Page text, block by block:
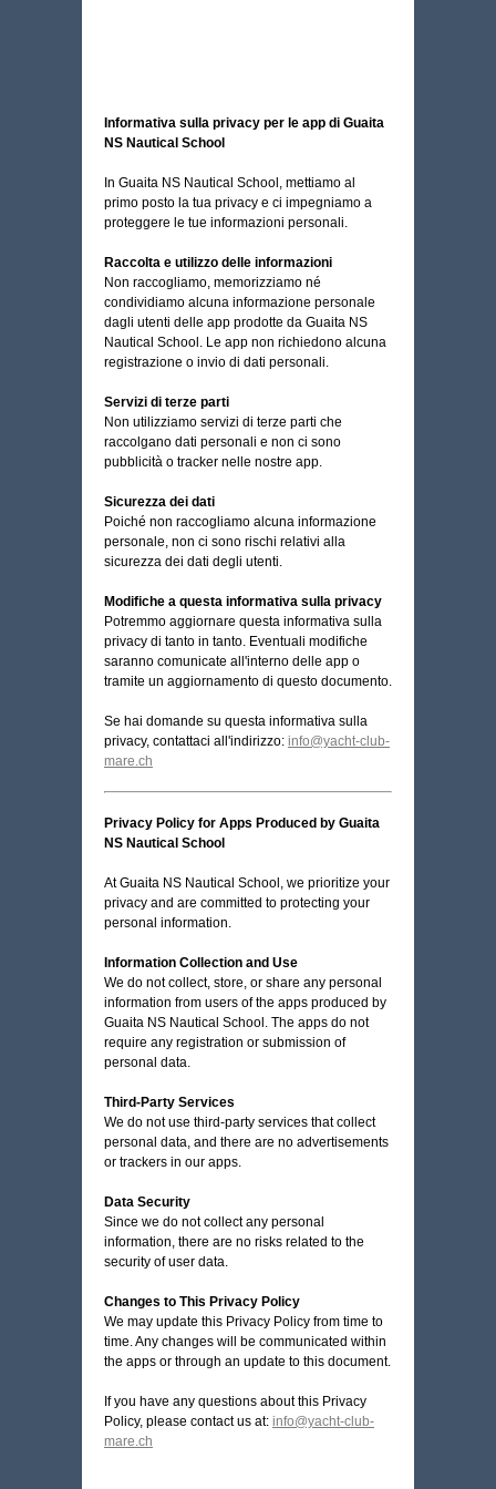
Informativa sulla privacy per le app di Guaita
NS Nautical School
In Guaita NS Nautical School, mettiamo al
primo posto la tua privacy e ci impegniamo a
proteggere le tue informazioni personali.
Raccolta e utilizzo delle informazioni
Non raccogliamo, memorizziamo né
condividiamo alcuna informazione personale
dagli utenti delle app prodotte da Guaita NS
Nautical School. Le app non richiedono alcuna
registrazione o invio di dati personali.
Servizi di terze parti
Non utilizziamo servizi di terze parti che
raccolgano dati personali e non ci sono
pubblicità o tracker nelle nostre app.
Sicurezza dei dati
Poiché non raccogliamo alcuna informazione
personale, non ci sono rischi relativi alla
sicurezza dei dati degli utenti.
Modifiche a questa informativa sulla privacy
Potremmo aggiornare questa informativa sulla
privacy di tanto in tanto. Eventuali modifiche
saranno comunicate all'interno delle app o
tramite un aggiornamento di questo documento.
Se hai domande su questa informativa sulla
privacy, contattaci all'indirizzo: info@yacht-club-
mare.ch
Privacy Policy for Apps Produced by Guaita
NS Nautical School
At Guaita NS Nautical School, we prioritize your
privacy and are committed to protecting your
personal information.
Information Collection and Use
We do not collect, store, or share any personal
information from users of the apps produced by
Guaita NS Nautical School. The apps do not
require any registration or submission of
personal data.
Third-Party Services
We do not use third-party services that collect
personal data, and there are no advertisements
or trackers in our apps.
Data Security
Since we do not collect any personal
information, there are no risks related to the
security of user data.
Changes to This Privacy Policy
We may update this Privacy Policy from time to
time. Any changes will be communicated within
the apps or through an update to this document.
If you have any questions about this Privacy
Policy, please contact us at: info@yacht-club-
mare.ch